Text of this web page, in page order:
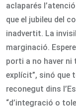
aclaparés
que el jubileu del
inadvertit. La
marginació.
porti a no haver ni
explícit”, sinó que
reconegut dins
“d’integració o